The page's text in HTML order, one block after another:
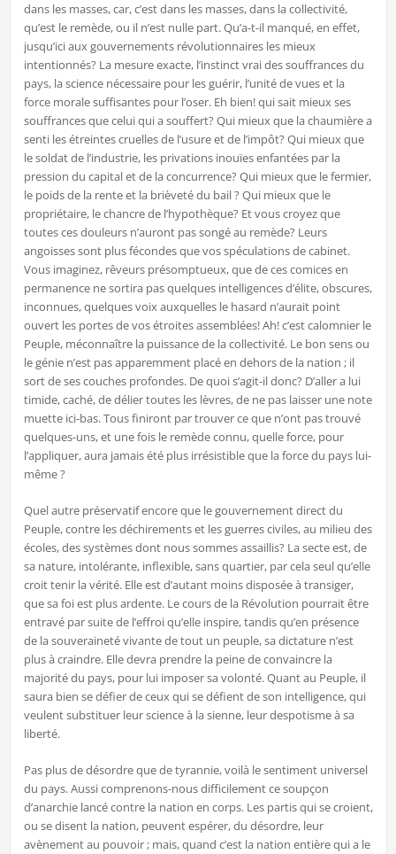
dans les masses, car, c’est dans les masses, dans la collectivité,
qu’est le remède, ou il n’est nulle part. Qu’a-t-il manqué, en effet,
jusqu’ici aux gouvernements révolutionnaires les mieux
intentionnés? La mesure exacte, l’instinct vrai des souffrances du
pays, la science nécessaire pour les guérir, l’unité de vues et la
force morale suffisantes pour l’oser. Eh bien! qui sait mieux ses
souffrances que celui qui a souffert? Qui mieux que la chaumière a
senti les étreintes cruelles de l’usure et de l’impôt? Qui mieux que
le soldat de l’industrie, les privations inouïes enfantées par la
pression du capital et de la concurrence? Qui mieux que le fermier,
le poids de la rente et la brièveté du bail ? Qui mieux que le
propriétaire, le chancre de l’hypothèque? Et vous croyez que
toutes ces douleurs n’auront pas songé au remède? Leurs
angoisses sont plus fécondes que vos spéculations de cabinet.
Vous imaginez, rêveurs présomptueux, que de ces comices en
permanence ne sortira pas quelques intelligences d’élite, obscures,
inconnues, quelques voix auxquelles le hasard n’aurait point
ouvert les portes de vos étroites assemblées! Ah! c’est calomnier le
Peuple, méconnaître la puissance de la collectivité. Le bon sens ou
le génie n’est pas apparemment placé en dehors de la nation ; il
sort de ses couches profondes. De quoi s’agit-il donc? D’aller a lui
timide, caché, de délier toutes les lèvres, de ne pas laisser une note
muette ici-bas. Tous finiront par trouver ce que n’ont pas trouvé
quelques-uns, et une fois le remède connu, quelle force, pour
l’appliquer, aura jamais été plus irrésistible que la force du pays lui-
même ?
Quel autre préservatif encore que le gouvernement direct du
Peuple, contre les déchirements et les guerres civiles, au milieu des
écoles, des systèmes dont nous sommes assaillis? La secte est, de
sa nature, intolérante, inflexible, sans quartier, par cela seul qu’elle
croit tenir la vérité. Elle est d’autant moins disposée à transiger,
que sa foi est plus ardente. Le cours de la Révolution pourrait être
entravé par suite de l’effroi qu’elle inspire, tandis qu’en présence
de la souveraineté vivante de tout un peuple, sa dictature n’est
plus à craindre. Elle devra prendre la peine de convaincre la
majorité du pays, pour lui imposer sa volonté. Quant au Peuple, il
saura bien se défier de ceux qui se défient de son intelligence, qui
veulent substituer leur science à la sienne, leur despotisme à sa
liberté.
Pas plus de désordre que de tyrannie, voilà le sentiment universel
du pays. Aussi comprenons-nous difficilement ce soupçon
d’anarchie lancé contre la nation en corps. Les partis qui se croient,
ou se disent la nation, peuvent espérer, du désordre, leur
avènement au pouvoir ; mais, quand c’est la nation entière qui a le